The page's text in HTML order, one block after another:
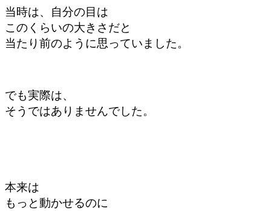
当時は、 自分の目は
このくらいの大きさだと
当たり前のように思っていました。
でも実際は、
そうではありませんでした。
本来は
もっと動かせるのに